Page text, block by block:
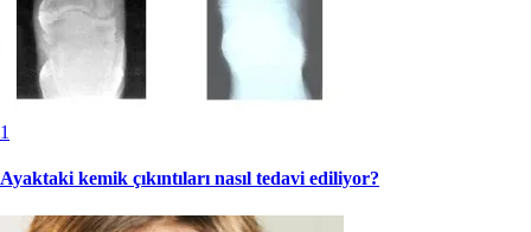
1
Ayaktaki kemik çıkıntıları nasıl tedavi ediliyor?